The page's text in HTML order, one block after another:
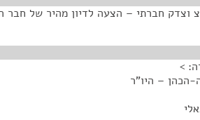
וצדק חברתי – הצעה לדיון מהיר של חבר
>
הכהן – היו"ר